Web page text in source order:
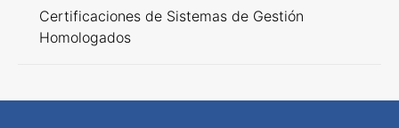
Certificaciones de Sistemas de Gestión
Homologados